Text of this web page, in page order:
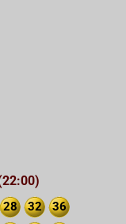
28 32
36